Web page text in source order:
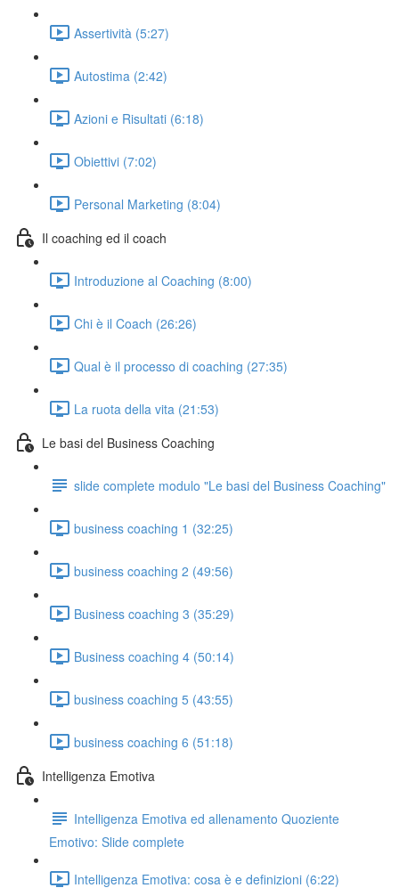
Assertività (5:27)
Autostima (2:42)
Azioni e Risultati (6:18)
Obiettivi (7:02)
Personal Marketing (8:04)
Il coaching ed il coach
Introduzione al Coaching (8:00)
Chi è il Coach (26:26)
Qual è il processo di coaching (27:35)
La ruota della vita (21:53)
Le basi del Business Coaching
slide complete modulo "Le basi del Business Coaching"
business coaching 1 (32:25)
business coaching 2 (49:56)
Business coaching 3 (35:29)
Business coaching 4 (50:14)
business coaching 5 (43:55)
business coaching 6 (51:18)
Intelligenza Emotiva
Intelligenza Emotiva ed allenamento Quoziente
Emotivo: Slide complete
Intelligenza Emotiva: cosa è e definizioni (6:22)